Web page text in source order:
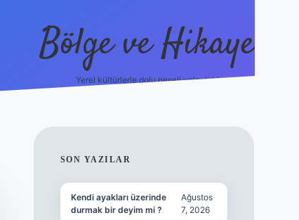
Bölge ve Hikaye
Yerel kültürlerle dolu neşeli yolculuk!
SIDEBAR
SON YAZILAR
Kendi ayakları üzerinde
durmak bir deyim mi ?
Ağustos
7, 2026
grand opera